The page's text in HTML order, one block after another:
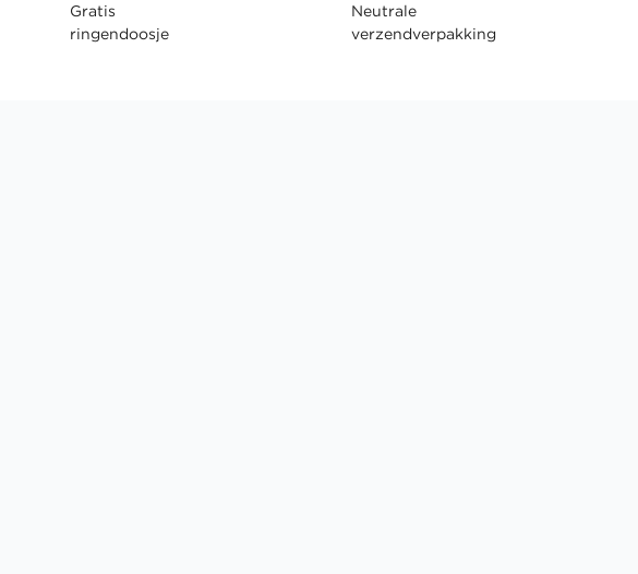
Gratis
ringendoosje
Neutrale
verzendverpakking